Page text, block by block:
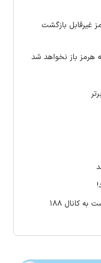
غیرقابل بازگشت
هرمز باز نخواهد شد
قیمت امروز طلا چند؟ / سکه در آستانه بازگشت به کانال ۱۸۸